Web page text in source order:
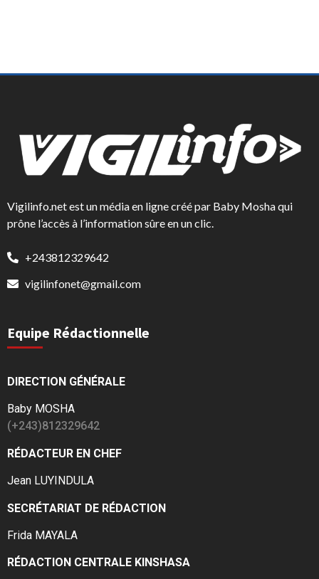
Vigilinfo.net est un média en ligne créé par Baby Mosha qui
prône l’accès à l’information sûre en un clic.
+243812329642
vigilinfonet@gmail.com
Equipe Rédactionnelle
DIRECTION GÉNÉRALE
Baby MOSHA
(+243)812329642
RÉDACTEUR EN CHEF
Jean LUYINDULA
SECRÉTARIAT DE RÉDACTION
Frida MAYALA
RÉDACTION CENTRALE KINSHASA